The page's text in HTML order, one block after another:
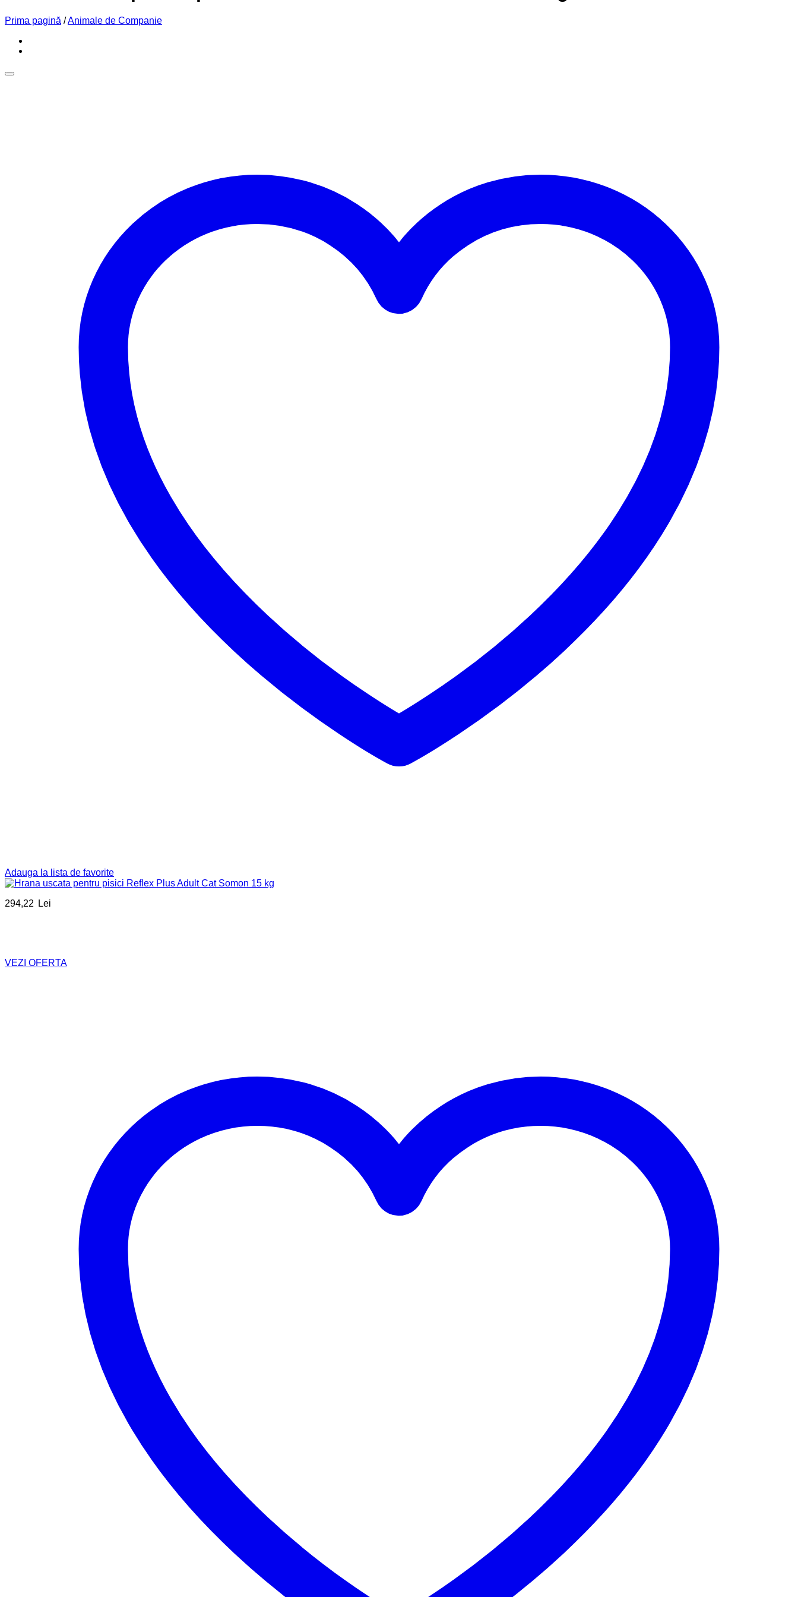
Prima pagină /Animale de Companie
Adauga la lista de favorite
294,22 Lei
VEZI OFERTA